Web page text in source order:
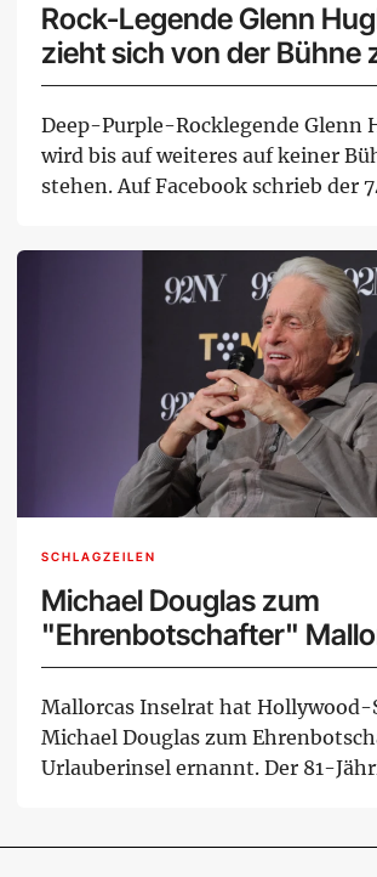
Rock-Legende Glenn
zieht sich von der Bühne
Deep-Purple-Rocklegende Glenn
wird bis auf weiteres auf keiner
stehen. Auf Facebook schrieb der
SCHLAGZEILEN
Michael Douglas zum
"Ehrenbotschafter"
ernannt
Mallorcas Inselrat hat Hollywood-
Michael Douglas zum
Urlauberinsel ernannt. Der 81-